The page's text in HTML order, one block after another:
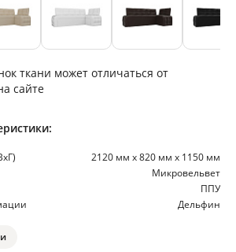
ткани может отличаться от
сайте
2120 мм х 820 мм х 1150 мм
Микровельвет
ППУ
Дельфин